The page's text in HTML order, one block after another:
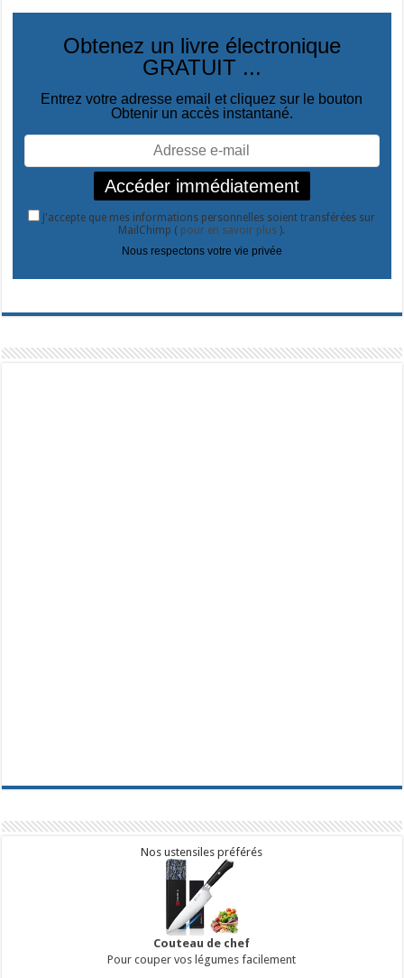
Obtenez un livre électronique
GRATUIT ...
Entrez votre adresse email et cliquez sur le bouton
Obtenir un accès instantané.
J'accepte que mes informations personnelles soient transférées sur
MailChimp ( pour en savoir plus).
Nous respectons votre vie privée
Nos ustensiles préférés
Couteau de chef
Pour couper vos légumes facilement